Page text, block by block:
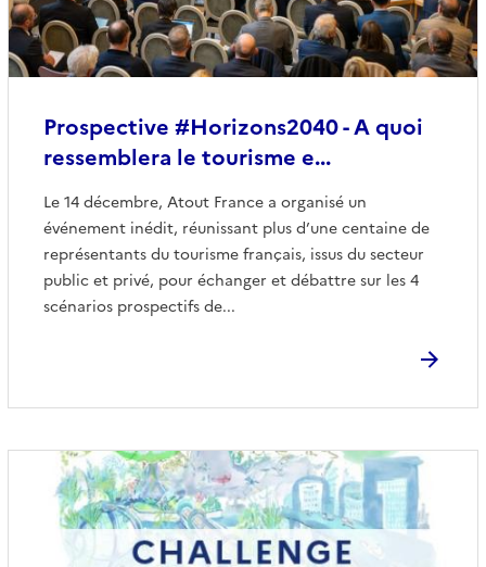
Prospective #Horizons2040 - A quoi
ressemblera le tourisme e...
Le 14 décembre, Atout France a organisé un
événement inédit, réunissant plus d’une centaine de
représentants du tourisme français, issus du secteur
public et privé, pour échanger et débattre sur les 4
scénarios prospectifs de...